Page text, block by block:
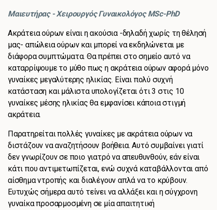
Μαιευτήρας - Χειρουργός Γυναικολόγος MSc-PhD
Ακράτεια ούρων είναι η ακούσια -δηλαδή χωρίς τη θέλησή
μας- απώλεια ούρων και μπορεί να εκδηλώνεται με
διάφορα συμπτώματα. Θα πρέπει στο σημείο αυτό να
καταρρίψουμε το μύθο πως η ακράτεια ούρων αφορά μόνο
γυναίκες μεγαλύτερης ηλικίας. Είναι πολύ συχνή
κατάσταση και μάλιστα υπολογίζεται ότι 3 στις 10
γυναίκες μέσης ηλικίας θα εμφανίσει κάποια στιγμή
ακράτεια.
Παρατηρείται πολλές γυναίκες με ακράτεια ούρων να
διστάζουν να αναζητήσουν βοήθεια. Αυτό συμβαίνει γιατί
δεν γνωρίζουν σε ποιο γιατρό να απευθυνθούν, εάν είναι
κάτι που αντιμετωπίζεται, ενώ συχνά καταβάλλονται από
αίσθημα ντροπής και διαλέγουν απλά να το κρύβουν.
Ευτυχώς σήμερα αυτό τείνει να αλλάξει και η σύγχρονη
γυναίκα προσαρμοσμένη σε μία απαιτητική